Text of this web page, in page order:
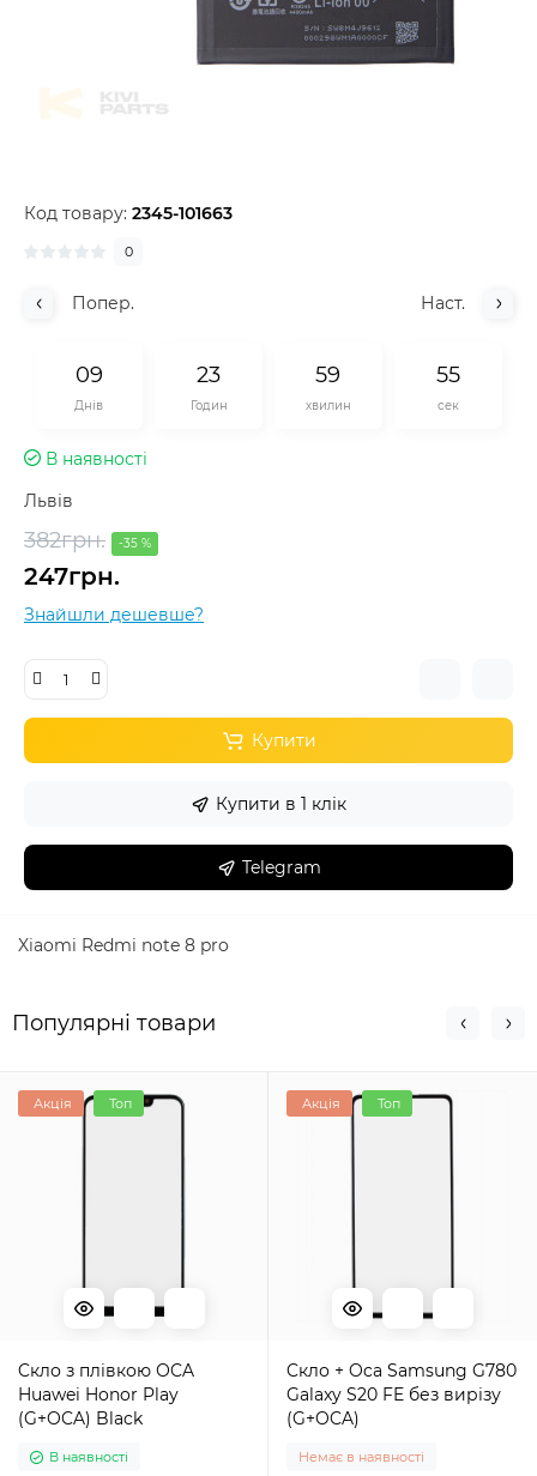
Код товару: 2345-101663
0
Попер. Наст.
09
Днів
23
Годин
59
хвилин
55
сек
В наявності
Львів
382грн. -35 %
247грн.
Знайшли дешевше?
Купити
Купити в 1 клік
Telegram
Xiaomi Redmi note 8 pro
Популярні товари
Акція Топ
Cкло з плівкою ОCA
Huawei Honor Play
(G+OCA) Black
В наявності
Акція Топ
Cкло + Oca Samsung G780
Galaxy S20 FE без вирізу
(G+OCA)
Немає в наявності